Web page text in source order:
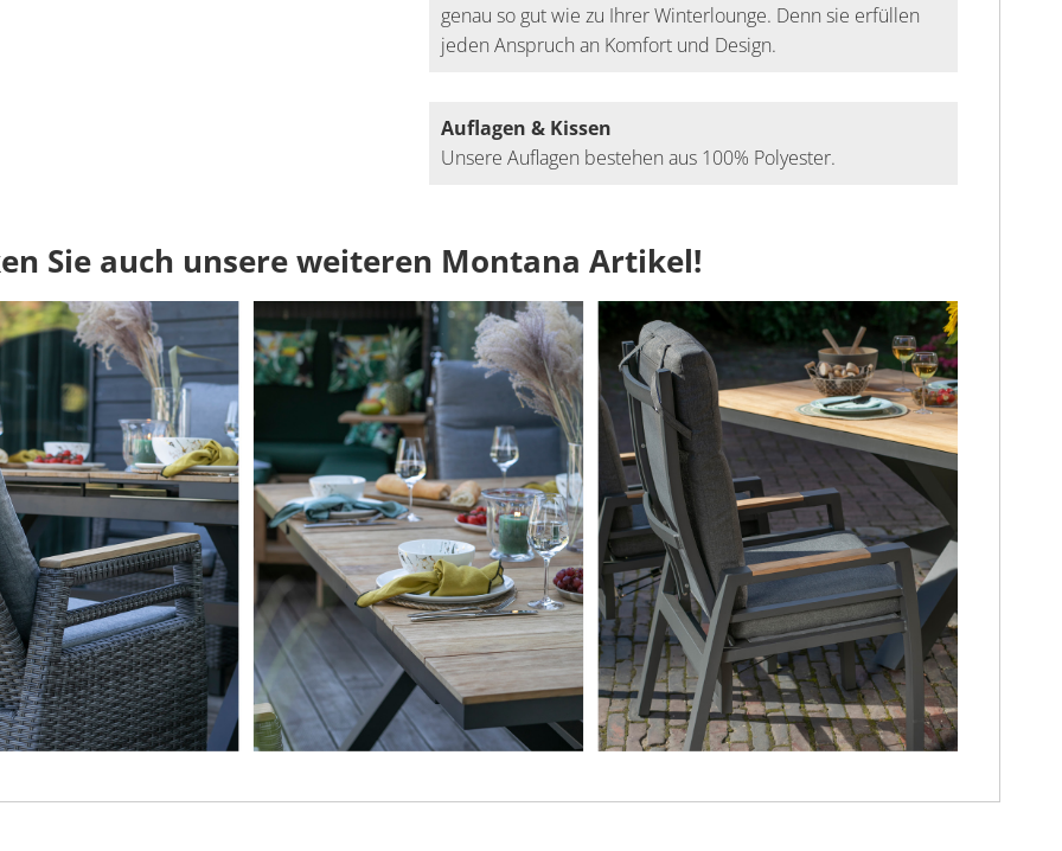
genau so gut wie zu Ihrer Winterlounge. Denn sie erfüllen
jeden Anspruch an Komfort und Design.
Auflagen & Kissen
Unsere Auflagen bestehen aus 100% Polyester.
Sie auch unsere weiteren Montana Artikel!